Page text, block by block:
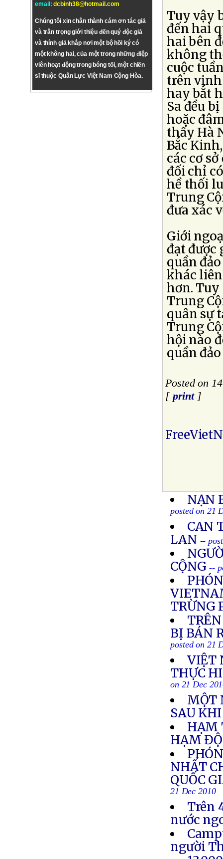
email:dcbinh38@hotmail.com
Chúng tôi xin chân thành cám ơn tác giả
và trân trọng giới thiệu đến quý độc giả
và thính giả khắp nơi một bộ hồi ký có
một không hai, của một trong những điệp
viên hoạt động trong bóng tối, một chiến
sĩ thuộc Quân Lực Việt Nam Cộng Hòa.
Tuy vậy
đến hai
hai bên
không
cuộc
trên vịnh
hay bắt
Sa đều
hoặc
thấy Hà
Bắc
các cơ
đối chỉ
hề thối
Trung
đưa xác
Giới
đạt được
quần
khác
hơn.
Trung
quân sự
Trung
hội nào
quần
Posted on
[ print]
NẠN
posted on 21
CAN
LAN --
CỘNG --
TRỪNG
BỊ BÁN
posted on 21
VIỆT
THỰC
on 21 Dec
MỘT
SAU
HẠM
HẠM
NHẤT
QUỐC
21 Dec 2010
Trên
nước
người